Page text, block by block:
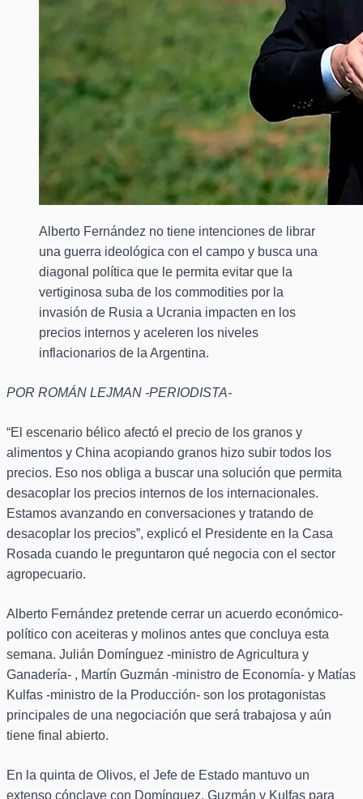
Alberto Fernández no tiene intenciones de librar
una guerra ideológica con el campo y busca una
diagonal política que le permita evitar que la
vertiginosa suba de los commodities por la
invasión de Rusia a Ucrania impacten en los
precios internos y aceleren los niveles
inflacionarios de la Argentina.
POR ROMÁN LEJMAN -PERIODISTA-
“El escenario bélico afectó el precio de los granos y
alimentos y China acopiando granos hizo subir todos los
precios. Eso nos obliga a buscar una solución que permita
desacoplar los precios internos de los internacionales.
Estamos avanzando en conversaciones y tratando de
desacoplar los precios”, explicó el Presidente en la Casa
Rosada cuando le preguntaron qué negocia con el sector
agropecuario.
Alberto Fernández pretende cerrar un acuerdo económico-
político con aceiteras y molinos antes que concluya esta
semana. Julián Domínguez -ministro de Agricultura y
Ganadería- , Martín Guzmán -ministro de Economía- y Matías
Kulfas -ministro de la Producción- son los protagonistas
principales de una negociación que será trabajosa y aún
tiene final abierto.
En la quinta de Olivos, el Jefe de Estado mantuvo un
extenso cónclave con Domínguez, Guzmán y Kulfas para